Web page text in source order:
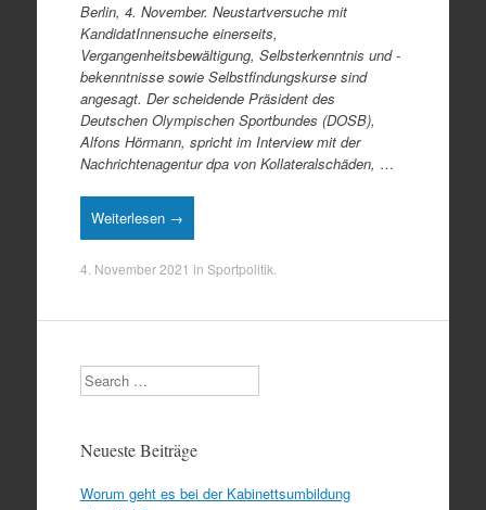
Berlin, 4. November. Neustartversuche mit
KandidatInnensuche einerseits,
Vergangenheitsbewältigung, Selbsterkenntnis und -
bekenntnisse sowie Selbstfindungskurse sind
angesagt. Der scheidende Präsident des
Deutschen Olympischen Sportbundes (DOSB),
Alfons Hörmann, spricht im Interview mit der
Nachrichtenagentur dpa von Kollateralschäden, …
Weiterlesen →
4. November 2021 in Sportpolitik
Search
Neueste Beiträge
Worum geht es bei der Kabinettsumbildung